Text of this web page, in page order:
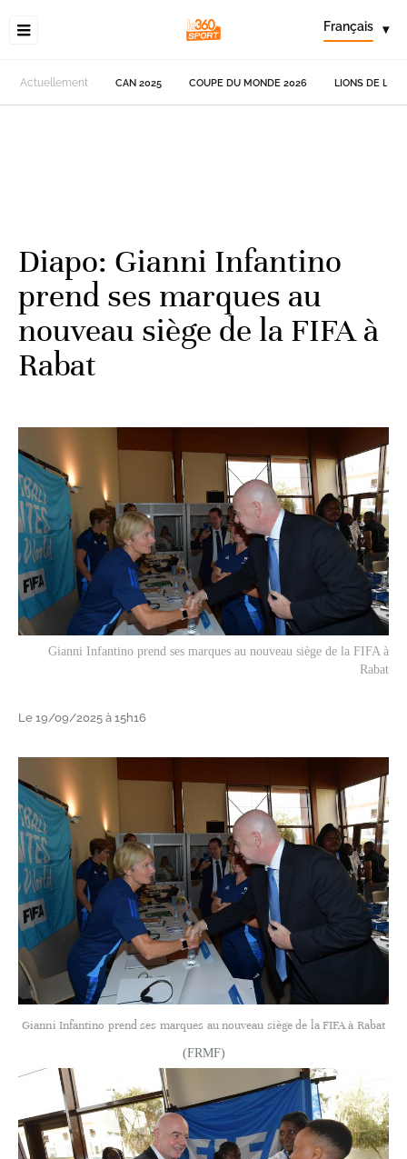
Français ▾
Actuellement CAN 2025 COUPE DU MONDE 2026 LIONS DE
Diapo: Gianni Infantino
prend ses marques au
nouveau siège de la FIFA à
Rabat
Gianni Infantino prend ses marques au nouveau siège de la FIFA à
Rabat
Le 19/09/2025 à 15h16
Gianni Infantino prend ses marques au nouveau siège de la FIFA à Rabat
(FRMF)